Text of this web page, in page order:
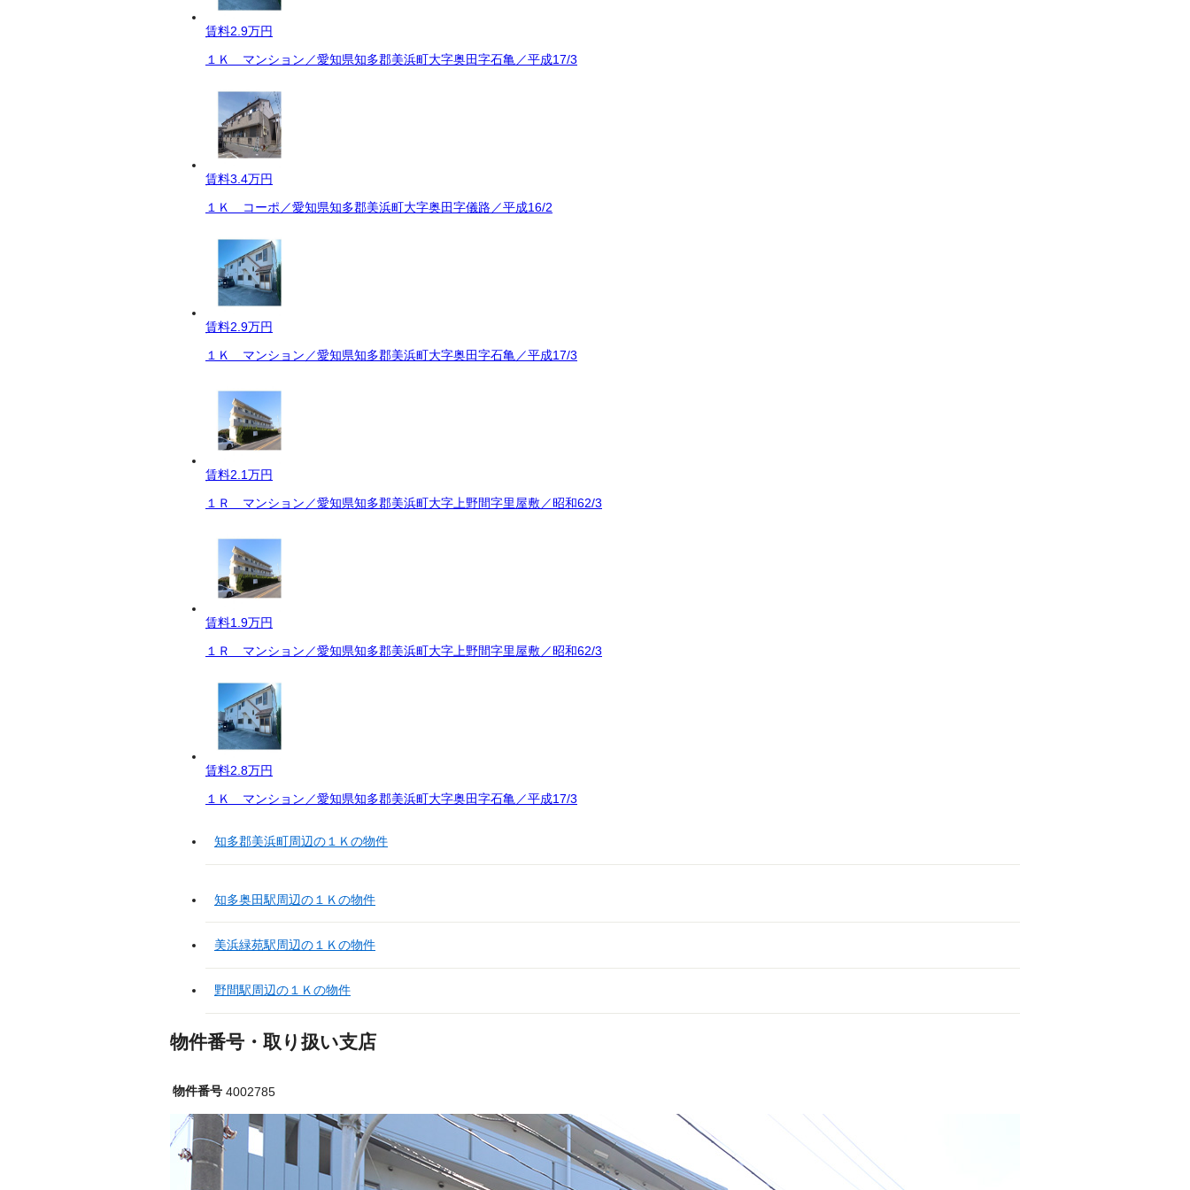
賃料2.9万円
１Ｋ マンション／愛知県知多郡美浜町大字奥田字石亀／平成17/3
賃料3.4万円
１Ｋ コーポ／愛知県知多郡美浜町大字奥田字儀路／平成16/2
賃料2.9万円
１Ｋ マンション／愛知県知多郡美浜町大字奥田字石亀／平成17/3
賃料2.1万円
１Ｒ マンション／愛知県知多郡美浜町大字上野間字里屋敷／昭和62/3
賃料1.9万円
１Ｒ マンション／愛知県知多郡美浜町大字上野間字里屋敷／昭和62/3
賃料2.8万円
１Ｋ マンション／愛知県知多郡美浜町大字奥田字石亀／平成17/3
知多郡美浜町周辺の１Ｋの物件
知多奥田駅周辺の１Ｋの物件
美浜緑苑駅周辺の１Ｋの物件
野間駅周辺の１Ｋの物件
物件番号・取り扱い支店
物件番号 4002785